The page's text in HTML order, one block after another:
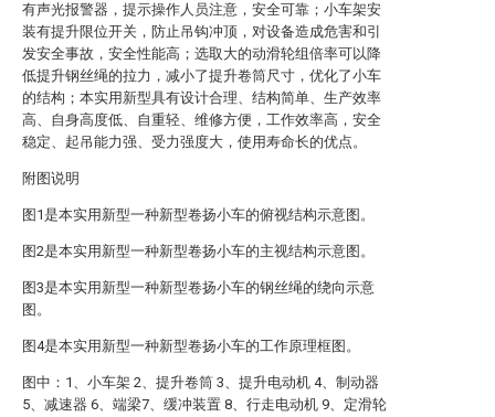
有声光报警器，提示操作人员注意，安全可靠；小车架安
装有提升限位开关，防止吊钩冲顶，对设备造成危害和引
发安全事故，安全性能高；选取大的动滑轮组倍率可以降
低提升钢丝绳的拉力，减小了提升卷筒尺寸，优化了小车
的结构；本实用新型具有设计合理、结构简单、生产效率
高、自身高度低、自重轻、维修方便，工作效率高，安全
稳定、起吊能力强、受力强度大，使用寿命长的优点。
附图说明
图1是本实用新型一种新型卷扬小车的俯视结构示意图。
图2是本实用新型一种新型卷扬小车的主视结构示意图。
图3是本实用新型一种新型卷扬小车的钢丝绳的绕向示意
图。
图4是本实用新型一种新型卷扬小车的工作原理框图。
图中：1、小车架 2、提升卷筒 3、提升电动机 4、制动器
5、减速器 6、端梁7、缓冲装置 8、行走电动机 9、定滑轮